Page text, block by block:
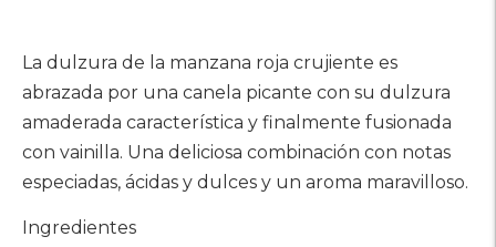
La dulzura de la manzana roja crujiente es
abrazada por una canela picante con su dulzura
amaderada característica y finalmente fusionada
con vainilla. Una deliciosa combinación con notas
especiadas, ácidas y dulces y un aroma maravilloso.
Ingredientes